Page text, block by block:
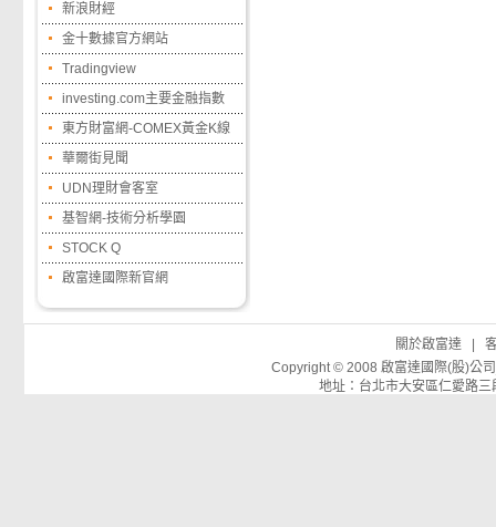
新浪財經
金十數據官方網站
Tradingview
investing.com主要金融指數
東方財富網-COMEX黃金K線
華爾街見聞
UDN理財會客室
基智網-技術分析學園
STOCK Q
啟富達國際新官網
關於啟富達
Copyright © 2008 啟富達國際(股)公
地址：台北市大安區仁愛路